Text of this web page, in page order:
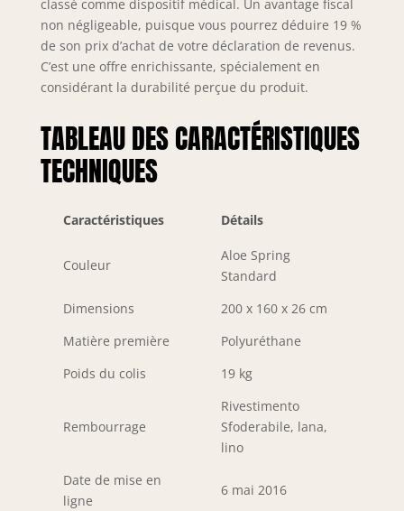
classé comme dispositif médical. Un avantage fiscal
non négligeable, puisque vous pourrez déduire 19 %
de son prix d’achat de votre déclaration de revenus.
C’est une offre enrichissante, spécialement en
considérant la durabilité perçue du produit.
TABLEAU DES CARACTÉRISTIQUES
TECHNIQUES
Caractéristiques Détails
Couleur
Aloe Spring
Standard
Dimensions
200 x 160 x 26 cm
Matière première
Polyuréthane
Poids du colis
19 kg
Rembourrage
Rivestimento
Sfoderabile, lana,
lino
Date de mise en
ligne
6 mai 2016